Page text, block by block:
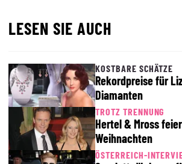
LESEN SIE AUCH
KOSTBARE SCHÄTZE
Rekordpreise für
Diamanten
TROTZ TRENNUNG
Hertel & Mross
Weihnachten
ÖSTERREICH-